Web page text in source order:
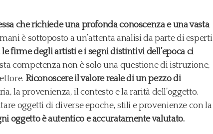
che richiede una profonda conoscenza e una vasta
è sottoposto a un’attenta analisi da parte di esperti
firme degli artisti e i segni distintivi dell’epoca ci
competenza non è solo una questione di istruzione,
Riconoscere il valore reale di un pezzo di
la provenienza, il contesto e la rarità dell’oggetto.
oggetti di diverse epoche, stili e provenienze con la
oggetto è autentico e accuratamente valutato.